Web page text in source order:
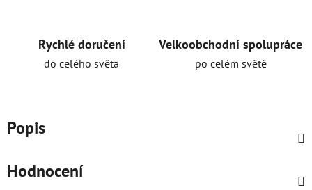
Rychlé doručení
do celého světa
Velkoobchodní spolupráce
po celém světě
Popis
Hodnocení